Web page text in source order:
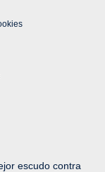
escudo contra